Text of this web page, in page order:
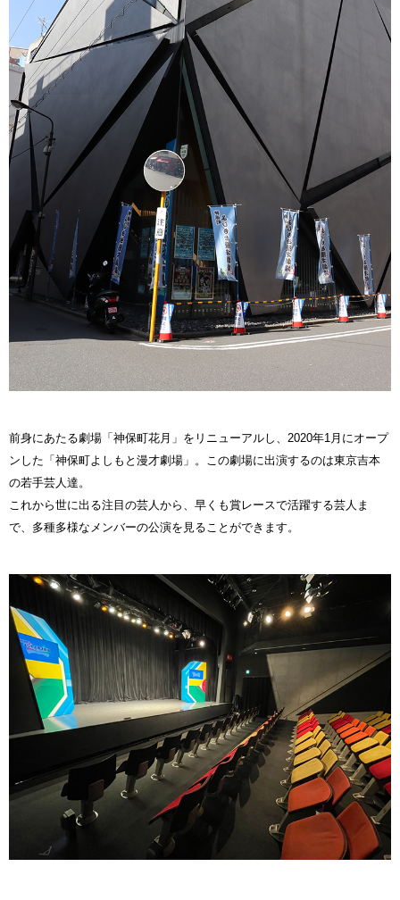
前身にあたる劇場「神保町花月」をリニューアルし、2020年1月にオープ
ンした「神保町よしもと漫才劇場」。この劇場に出演するのは東京吉本
の若手芸人達。
これから世に出る注目の芸人から、早くも賞レースで活躍する芸人ま
で、多種多様なメンバーの公演を見ることができます。